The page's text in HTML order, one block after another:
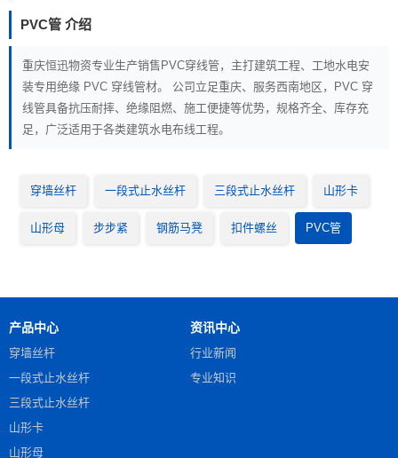
PVC管 介绍
重庆恒迅物资专业生产销售PVC穿线管，主打建筑工程、工地水电安
装专用绝缘 PVC 穿线管材。 公司立足重庆、服务西南地区，PVC 穿
线管具备抗压耐摔、绝缘阻燃、施工便捷等优势，规格齐全、库存充
足，广泛适用于各类建筑水电布线工程。
穿墙丝杆 一段式止水丝杆 三段式止水丝杆 山形卡
山形母 步步紧 钢筋马凳 扣件螺丝 PVC管
产品中心
穿墙丝杆
一段式止水丝杆
三段式止水丝杆
山形卡
山形母
资讯中心
行业新闻
专业知识